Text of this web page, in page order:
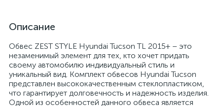
Описание
Обвес ZEST STYLE Hyundai Tucson TL 2015+ – это
незаменимый элемент для тех, кто хочет придать
своему автомобилю индивидуальный стиль и
уникальный вид. Комплект обвесов Hyundai Tucson
представлен высококачественным стеклопластиком,
что гарантирует долговечность и надежность изделия.
Одной из особенностей данного обвеса является